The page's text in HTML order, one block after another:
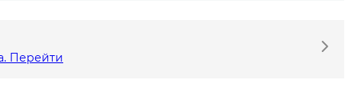
Перейти